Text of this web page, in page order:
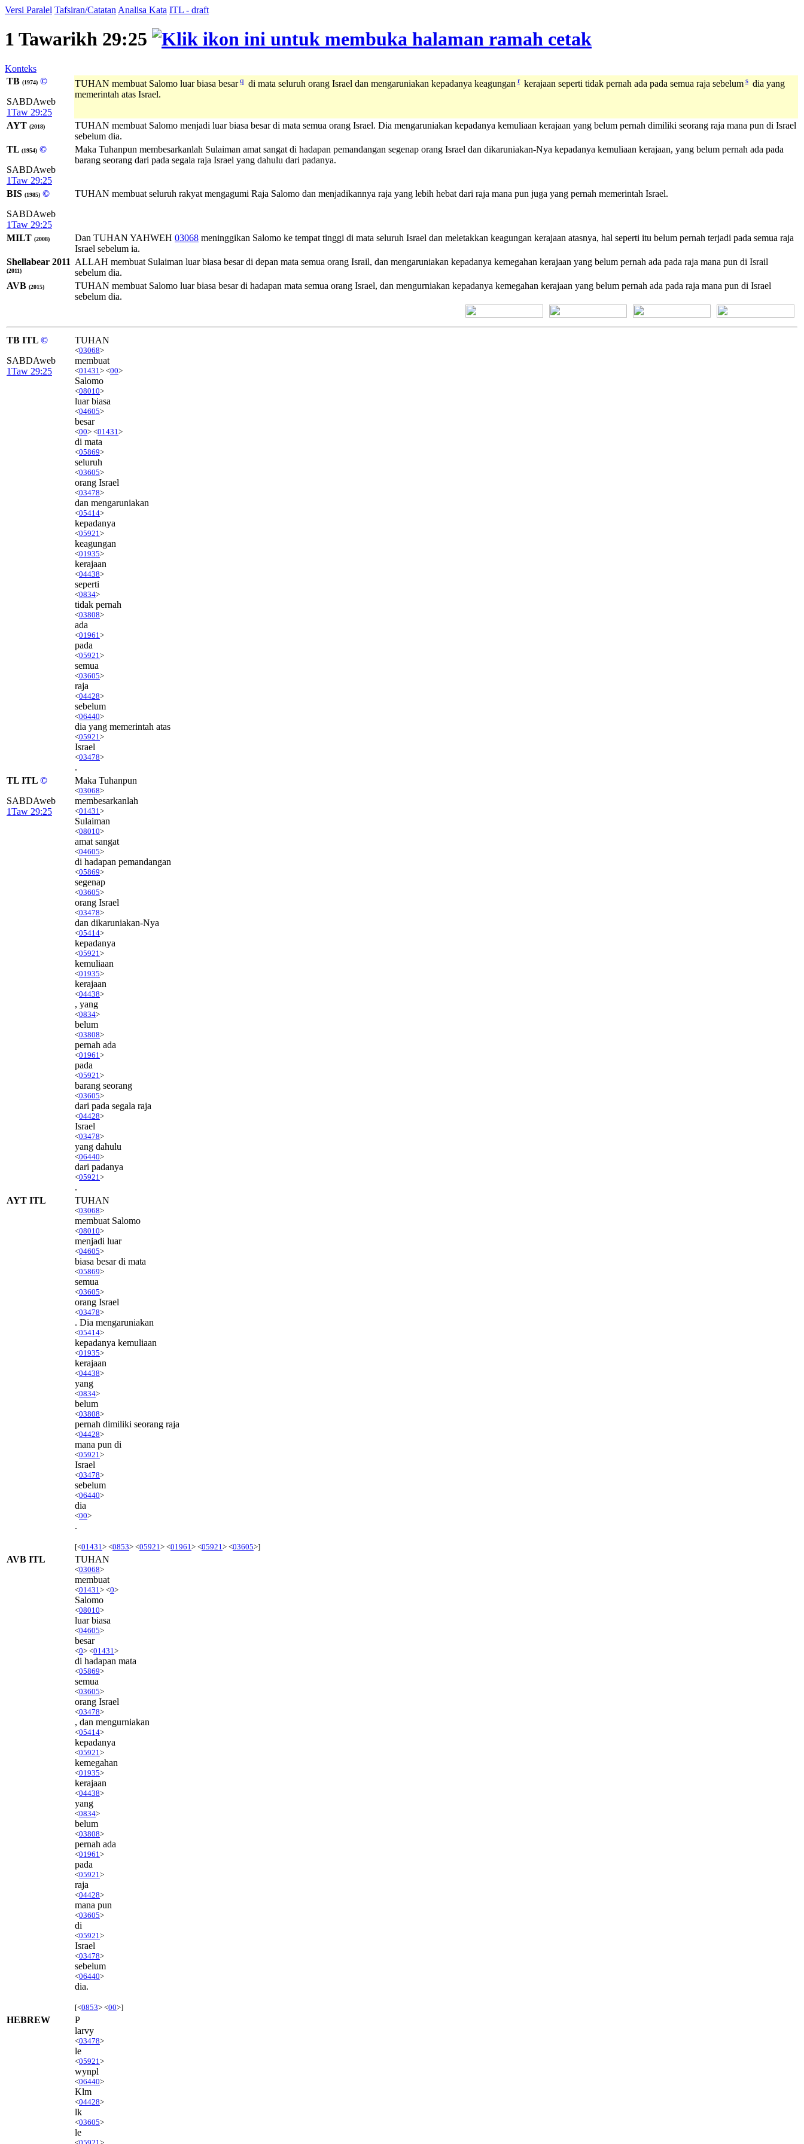
Versi Paralel Tafsiran/Catatan Analisa Kata ITL - draft
1 Tawarikh 29:25
Konteks
TB (1974) ©
SABDAweb
1Taw 29:25
TUHAN membuat Salomo luar biasa besar q di mata seluruh orang Israel dan mengaruniakan kepadanya keagungan r kerajaan seperti tidak pernah ada pada semua raja sebelum s dia yang
memerintah atas Israel.
AYT (2018)
TUHAN membuat Salomo menjadi luar biasa besar di mata semua orang Israel. Dia mengaruniakan kepadanya kemuliaan kerajaan yang belum pernah dimiliki seorang raja mana pun di Israel
sebelum dia.
TL (1954) ©
SABDAweb
1Taw 29:25
Maka Tuhanpun membesarkanlah Sulaiman amat sangat di hadapan pemandangan segenap orang Israel dan dikaruniakan-Nya kepadanya kemuliaan kerajaan, yang belum pernah ada pada
barang seorang dari pada segala raja Israel yang dahulu dari padanya.
BIS (1985) ©
SABDAweb
1Taw 29:25
TUHAN membuat seluruh rakyat mengagumi Raja Salomo dan menjadikannya raja yang lebih hebat dari raja mana pun juga yang pernah memerintah Israel.
MILT (2008) Dan TUHAN YAHWEH 03068 meninggikan Salomo ke tempat tinggi di mata seluruh Israel dan meletakkan keagungan kerajaan atasnya, hal seperti itu belum pernah terjadi pada semua raja
Israel sebelum ia.
Shellabear 2011
(2011)
ALLAH membuat Sulaiman luar biasa besar di depan mata semua orang Israil, dan mengaruniakan kepadanya kemegahan kerajaan yang belum pernah ada pada raja mana pun di Israil
sebelum dia.
AVB (2015)
TUHAN membuat Salomo luar biasa besar di hadapan mata semua orang Israel, dan mengurniakan kepadanya kemegahan kerajaan yang belum pernah ada pada raja mana pun di Israel
sebelum dia.
TB ITL ©
SABDAweb
1Taw 29:25
TUHAN
<03068>
membuat
<01431 > <00>
Salomo
<08010>
luar biasa
<04605>
besar
<00> <01431 >
di mata
<05869>
seluruh
<03605>
orang Israel
<03478>
dan mengaruniakan
<05414>
kepadanya
<05921 >
keagungan
<01935>
kerajaan
<04438>
seperti
<0834>
tidak pernah
<03808>
ada
<01961 >
pada
<05921 >
semua
<03605>
raja
<04428>
sebelum
<06440>
dia yang memerintah atas
<05921 >
Israel
<03478>
.
TL ITL ©
SABDAweb
1Taw 29:25
Maka Tuhanpun
<03068>
membesarkanlah
<01431 >
Sulaiman
<08010>
amat sangat
<04605>
di hadapan pemandangan
<05869>
segenap
<03605>
orang Israel
<03478>
dan dikaruniakan-Nya
<05414>
kepadanya
<05921 >
kemuliaan
<01935>
kerajaan
<04438>
, yang
<0834>
belum
<03808>
pernah ada
<01961 >
pada
<05921 >
barang seorang
<03605>
dari pada segala raja
<04428>
Israel
<03478>
yang dahulu
<06440>
dari padanya
<05921 >
.
AYT ITL
TUHAN
<03068>
membuat Salomo
<08010>
menjadi luar
<04605>
biasa besar di mata
<05869>
semua
<03605>
orang Israel
<03478>
. Dia mengaruniakan
<05414>
kepadanya kemuliaan
<01935>
kerajaan
<04438>
yang
<0834>
belum
<03808>
pernah dimiliki seorang raja
<04428>
mana pun di
<05921 >
Israel
<03478>
sebelum
<06440>
dia
<00>
.
[<01431 > <0853> <05921 > <01961 > <05921 > <03605>]
AVB ITL TUHAN
<03068>
membuat
<01431 > <0>
Salomo
<08010>
luar biasa
<04605>
besar
<0> <01431 >
di hadapan mata
<05869>
semua
<03605>
orang Israel
<03478>
, dan mengurniakan
<05414>
kepadanya
<05921 >
kemegahan
<01935>
kerajaan
<04438>
yang
<0834>
belum
<03808>
pernah ada
<01961 >
pada
<05921 >
raja
<04428>
mana pun
<03605>
di
<05921 >
Israel
<03478>
sebelum
<06440>
dia.
[<0853> <00>]
HEBREW
P
larvy
<03478>
le
<05921 >
wynpl
<06440>
Klm
<04428>
lk
<03605>
le